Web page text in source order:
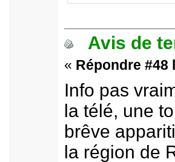
Avis de
« Répondre #48
Info pas
la télé, une
brêve
la région de